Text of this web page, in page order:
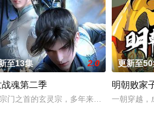
新动画新作将继承经典、结合潮流、呈
至13集 2.0
魂第二季
门之首的玄灵宗，多年来第一次来临水城
更新至
明朝败家
一朝穿越，